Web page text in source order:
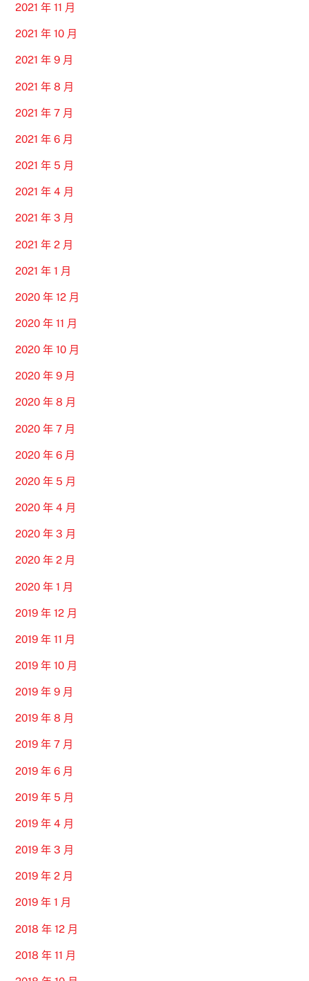
2021 年 11 月
2021 年 10 月
2021 年 9 月
2021 年 8 月
2021 年 7 月
2021 年 6 月
2021 年 5 月
2021 年 4 月
2021 年 3 月
2021 年 2 月
2021 年 1 月
2020 年 12 月
2020 年 11 月
2020 年 10 月
2020 年 9 月
2020 年 8 月
2020 年 7 月
2020 年 6 月
2020 年 5 月
2020 年 4 月
2020 年 3 月
2020 年 2 月
2020 年 1 月
2019 年 12 月
2019 年 11 月
2019 年 10 月
2019 年 9 月
2019 年 8 月
2019 年 7 月
2019 年 6 月
2019 年 5 月
2019 年 4 月
2019 年 3 月
2019 年 2 月
2019 年 1 月
2018 年 12 月
2018 年 11 月